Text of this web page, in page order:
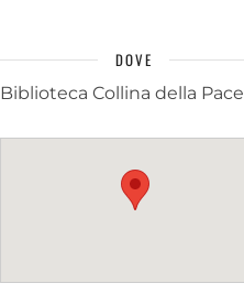
DOVE
Biblioteca Collina della Pace